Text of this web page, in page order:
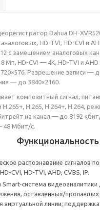
Dahua DH-
аналоговых, HD-TVI, HD-CVI и
с замещением аналоговых
Мп, HD-CVI — 4K, HD-TVI и
Разрешение записи —
— до 3840×2160.
композитный сигнал,
H.265, H.264+, H.264,
на канал — до 8192
48 Мбит/с.
Функциональность
распознавание сигналов
CVI, HD-TVI, AHD, CVBS, IP.
Smart-система видеоаналитики
оставленных/
виртуальной линии; поддержка